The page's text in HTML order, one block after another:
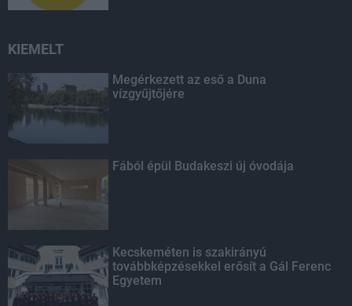
KIEMELT
Megérkezett az eső a Duna
vízgyűjtőjére
Fából épül Budakeszi új óvodája
Kecskeméten is szakirányú
továbbképzésekkel erősít a Gál Ferenc
Egyetem